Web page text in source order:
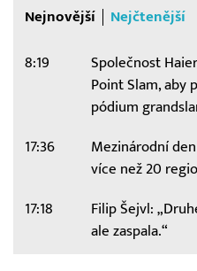
Nejnovější Nejčtenější
8:19
Společnost
Point Slam, aby
pódium
17:36
Mezinárodní
více než 20
17:18
Filip Šejvl:
ale zaspala.“